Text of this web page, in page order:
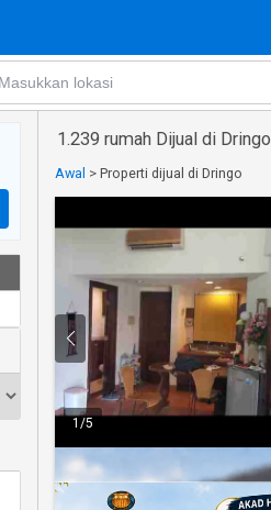
1.239 rumah Dijual di Dringo
Awal > Properti dijual di Dringo
1 /5